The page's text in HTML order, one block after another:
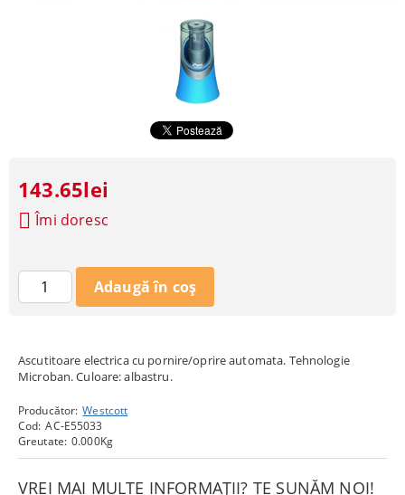
Ascutitoare electrica cu pornire/oprire automata. Tehnologie
Microban. Culoare: albastru.
Producător: Westcott
Cod: AC-E55033
Greutate: 0.000Kg
VREI MAI MULTE INFORMAȚII? TE SUNĂM NOI!
143.65lei
Îmi doresc